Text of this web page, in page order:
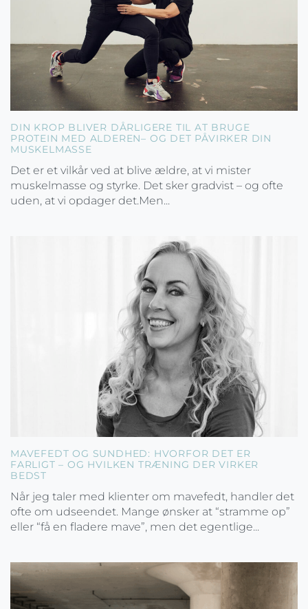
DIN KROP BLIVER DÅRLIGERE TIL AT BRUGE
PROTEIN MED ALDEREN– OG DET PÅVIRKER DIN
MUSKELMASSE
Det er et vilkår ved at blive ældre, at vi mister
muskelmasse og styrke. Det sker gradvist – og ofte
uden, at vi opdager det.Men...
MAVEFEDT OG SUNDHED: HVORFOR DET ER
FARLIGT – OG HVILKEN TRÆNING DER VIRKER
BEDST
Når jeg taler med klienter om mavefedt, handler det
ofte om udseendet. Mange ønsker at “stramme op”
eller “få en fladere mave”, men det egentlige...